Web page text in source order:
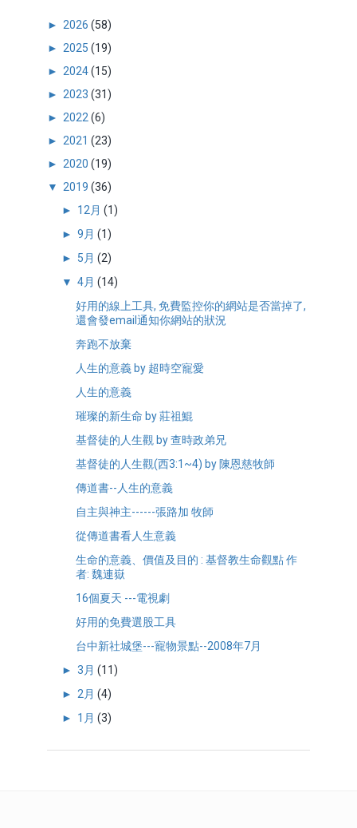
► 2026 (58)
► 2025 (19)
► 2024(15)
► 2023 (31)
► 2022 (6)
► 2021 (23)
► 2020 (19)
▼ 2019 (36)
► 12月(1)
►9月(1)
► 5月(2)
▼4月(14)
好用的線上工具, 免費監控你的網站是否當掉了,
還會發email通知你網站的狀況
奔跑不放棄
人生的意義 by 超時空寵愛
人生的意義
璀璨的新生命 by 莊祖鯤
基督徒的人生觀 by 查時政弟兄
基督徒的人生觀(西3:1~4) by 陳恩慈牧師
傳道書--人生的意義
自主與神主------張路加 牧師
從傳道書看人生意義
生命的意義、價值及目的 : 基督教生命觀點 作
者: 魏連嶽
16個夏天 ---電視劇
好用的免費選股工具
台中新社城堡---寵物景點--2008年7月
►3月(11)
► 2月(4)
► 1月(3)